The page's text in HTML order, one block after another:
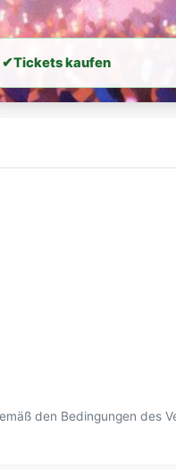
✔Tickets kaufen
den Bedingungen des